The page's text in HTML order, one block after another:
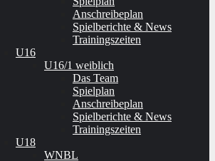
Anschreibeplan
Spielberichte & News
Trainingszeiten
U16
U16/1 weiblich
Das Team
Spielplan
Anschreibeplan
Spielberichte & News
Trainingszeiten
U18
WNBL